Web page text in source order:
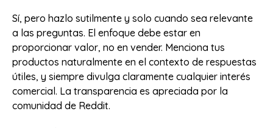
Sí, pero hazlo sutilmente y solo cuando sea relevante
a las preguntas. El enfoque debe estar en
proporcionar valor, no en vender. Menciona tus
productos naturalmente en el contexto de respuestas
útiles, y siempre divulga claramente cualquier interés
comercial. La transparencia es apreciada por la
comunidad de Reddit.